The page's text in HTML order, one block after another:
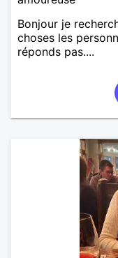
Bonjour je
choses les
réponds pas....